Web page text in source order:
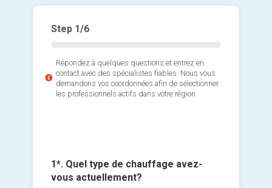
Step 1/6
Répondez à quelques questions et entrez en
contact avec des spécialistes fiables. Nous vous
demandons vos coordonnées afin de sélectionner
les professionnels actifs dans votre région.
1*. Quel type de chauffage avez-
vous actuellement?